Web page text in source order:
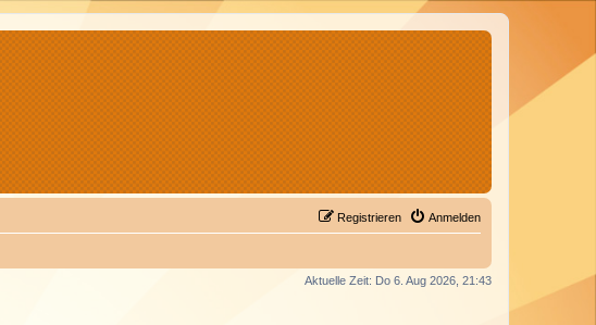
Anmelden
Registrieren
Aktuelle Zeit: Do 6. Aug 2026, 21:43